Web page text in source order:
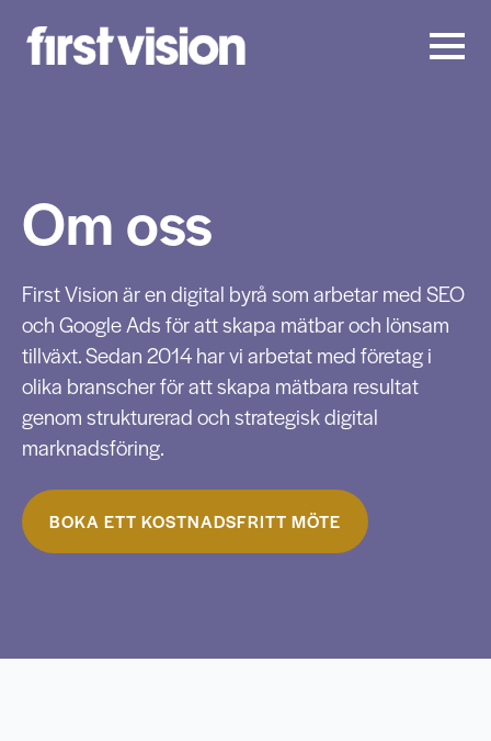
Om oss
First Vision är en digital byrå som arbetar med SEO
och Google Ads för att skapa mätbar och lönsam
tillväxt. Sedan 2014 har vi arbetat med företag i
olika branscher för att skapa mätbara resultat
genom strukturerad och strategisk digital
marknadsföring.
BOKA ETT KOSTNADSFRITT MÖTE